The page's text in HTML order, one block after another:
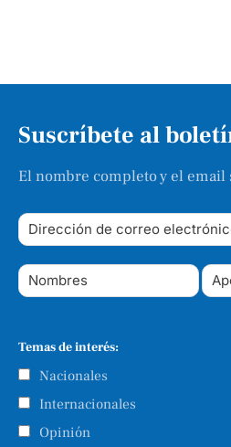
Suscríbete al
El nombre completo y el
Temas de interés:
Nacionales
Internacionales
Opinión